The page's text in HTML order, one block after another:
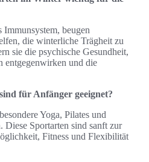
Immunsystem, beugen
die winterliche Trägheit zu
sie die psychische Gesundheit,
entgegenwirken und die
für Anfänger geeignet?
Yoga, Pilates und
Sportarten sind sanft zur
Fitness und Flexibilität